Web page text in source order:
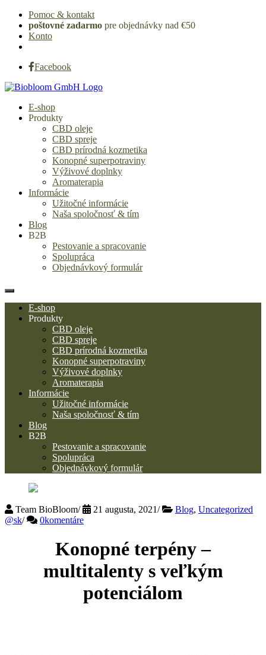
Pomoc & kontakt
poštovné zadarmo pre objednávky nad €50
Konto
Facebook
E-shop
Produkty
CBD oleje
CBD spreje
CBD prírodná kozmetika
Konopné superpotraviny
Výživové doplnky
Aromaterapia
Informácie
Užitočné informácie
Naša spoločnosť & tím
Blog
B2B
Pestovanie a spracovanie
Spolupráca
Objednávkový formulár
E-shop
Produkty
CBD oleje
CBD spreje
CBD prírodná kozmetika
Konopné superpotraviny
Výživové doplnky
Aromaterapia
Informácie
Užitočné informácie
Naša spoločnosť & tím
Blog
B2B
Pestovanie a spracovanie
Spolupráca
Objednávkový formulár
Team BioBloom/ 21 augusta, 2021/ Blog, Uncategorized
@sk/ 0komentáre
Konopné terpény –
multitalenty s veľkým
potenciálom